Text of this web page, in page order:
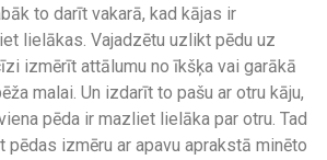
to darīt vakarā, kad kājas ir
lielākas. Vajadzētu uzlikt pēdu uz
izmērīt attālumu no īkšķa vai garākā
malai. Un izdarīt to pašu ar otru kāju,
pēda ir mazliet lielāka par otru. Tad
izmēru ar apavu aprakstā minēto